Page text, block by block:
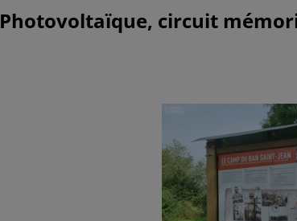
Photovoltaïque, circuit